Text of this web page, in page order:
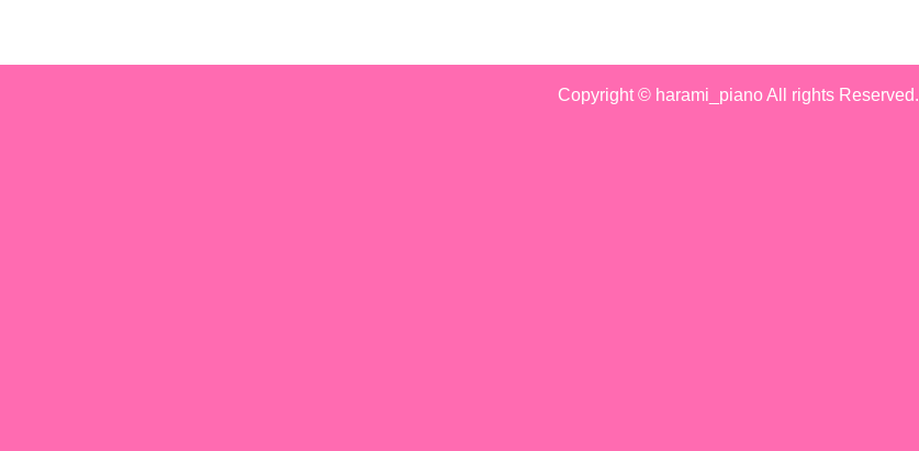
Copyright © harami_piano All rights Reserved.